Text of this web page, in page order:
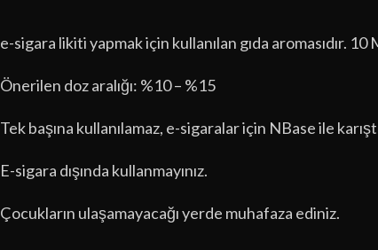
e-sigara likiti yapmak için kullanılan gıda aromasıdır. 10
Önerilen doz aralığı: %10 – %15
Tek başına kullanılamaz, e-sigaralar için NBase ile
E-sigara dışında kullanmayınız.
Çocukların ulaşamayacağı yerde muhafaza ediniz.